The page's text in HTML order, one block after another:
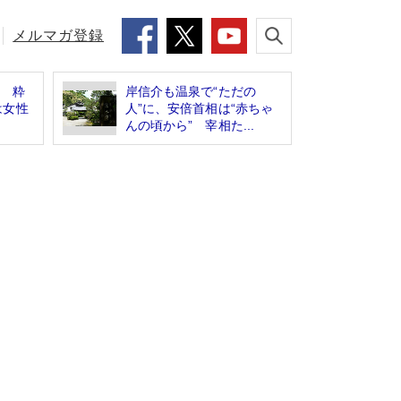
メルマガ登録
粋
性
岸信介も温泉で“ただの
人”に、安倍首相は“赤ちゃ
んの頃から” 宰相た...